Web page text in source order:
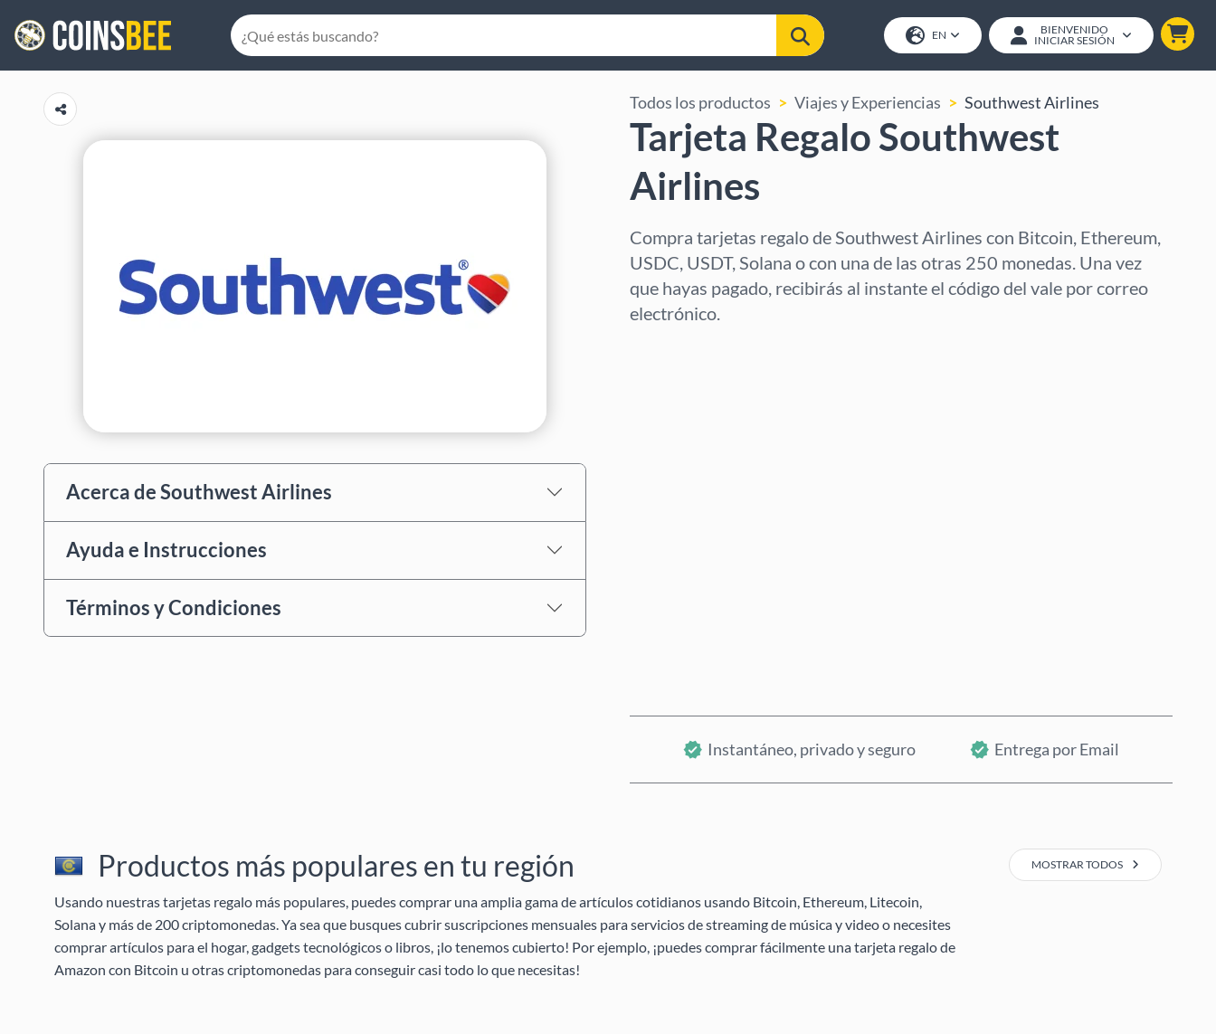
EN
BIENVENIDO
INICIAR SESIÓN
Acerca de Southwest Airlines
Ayuda e Instrucciones
Términos y Condiciones
Todos los productos Viajes y Experiencias Southwest Airlines
Tarjeta Regalo Southwest
Airlines
Compra tarjetas regalo de Southwest Airlines con Bitcoin, Ethereum,
USDC, USDT, Solana o con una de las otras 250 monedas. Una vez
que hayas pagado, recibirás al instante el código del vale por correo
electrónico.
Instantáneo, privado y seguro Entrega por Email
Productos más populares en tu región
Usando nuestras tarjetas regalo más populares, puedes comprar una amplia gama de artículos cotidianos usando Bitcoin, Ethereum, Litecoin,
Solana y más de 200 criptomonedas. Ya sea que busques cubrir suscripciones mensuales para servicios de streaming de música y video o necesites
comprar artículos para el hogar, gadgets tecnológicos o libros, ¡lo tenemos cubierto! Por ejemplo, ¡puedes comprar fácilmente una tarjeta regalo de
Amazon con Bitcoin u otras criptomonedas para conseguir casi todo lo que necesitas!
MOSTRAR TODOS